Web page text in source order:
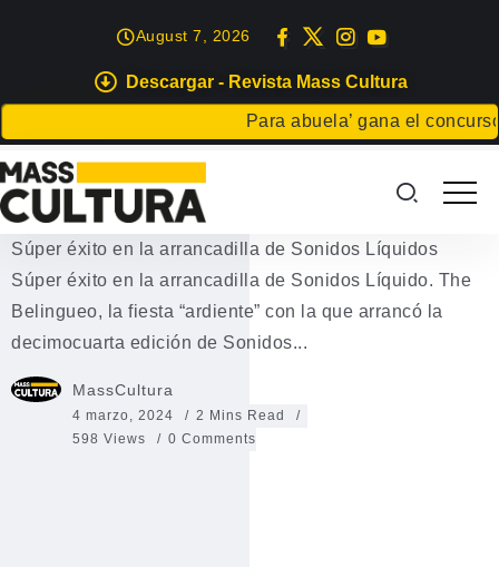
Descargar - Revista Mass Cultura
Para abuela’ gana el concurso
August 7, 2026
EVENTOS
Súper éxito en la arrancadilla de
Sonidos Líquidos
Súper éxito en la arrancadilla de Sonidos Líquidos
Súper éxito en la arrancadilla de Sonidos Líquido. The
Belingueo, la fiesta “ardiente” con la que arrancó la
decimocuarta edición de Sonidos...
MassCultura
4 marzo, 2024
2 Mins Read
598 Views
0 Comments